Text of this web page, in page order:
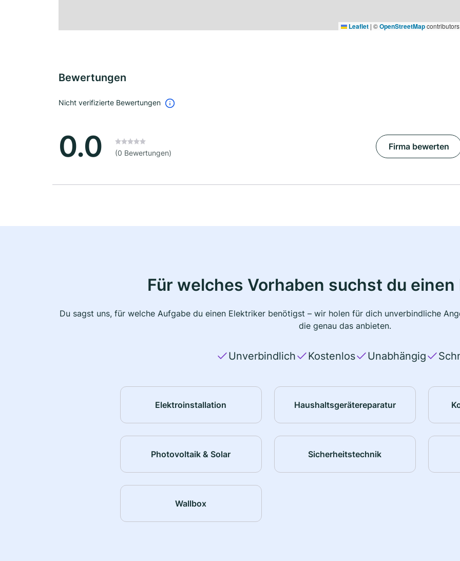
Leaflet | ©OpenStreetMapcontributors
Bewertungen
Nicht verifizierte Bewertungen
0.0 (0 Bewertungen)
Firma bewerten
Für welches Vorhaben suchst du einen
Du sagst uns, für welche Aufgabe du einen Elektriker benötigst – wir holen für dich unverbindliche
die genau das anbieten.
Unverbindlich Kostenlos Unabhängig
Elektroinstallation Haushaltsgerätereparatur
Photovoltaik & Solar Sicherheitstechnik
Wallbox